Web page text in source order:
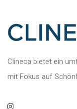
Clineca bietet ein
mit Fokus auf